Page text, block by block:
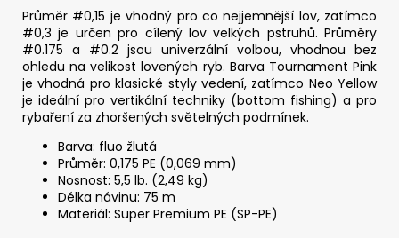
Průměr #0,15 je vhodný pro co nejjemnější lov, zatímco
#0,3 je určen pro cílený lov velkých pstruhů. Průměry
#0.175 a #0.2 jsou univerzální volbou, vhodnou bez
ohledu na velikost lovených ryb. Barva Tournament Pink
je vhodná pro klasické styly vedení, zatímco Neo Yellow
je ideální pro vertikální techniky (bottom fishing) a pro
rybaření za zhoršených světelných podmínek.
Barva: fluo žlutá
Průměr: 0,175 PE (0,069 mm)
Nosnost: 5,5 lb. (2,49 kg)
Délka návinu: 75 m
Materiál: Super Premium PE (SP-PE)